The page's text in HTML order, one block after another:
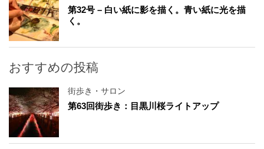
第32号 – 白い紙に影を描く。青い紙に光を描
く。
おすすめの投稿
街歩き・サロン
第63回街歩き：目黒川桜ライトアップ